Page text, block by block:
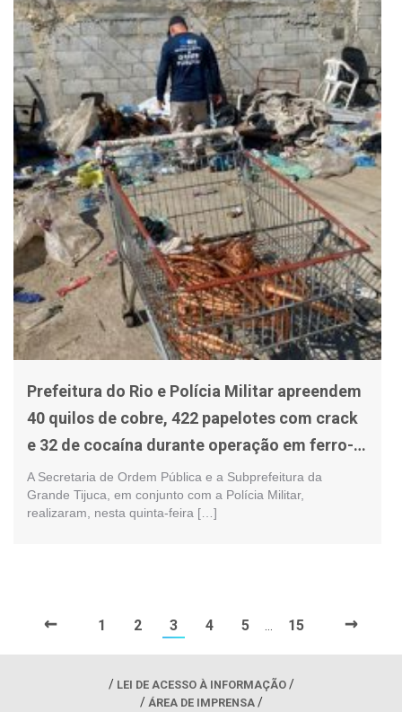
Prefeitura do Rio e Polícia Militar apreendem
40 quilos de cobre, 422 papelotes com crack
e 32 de cocaína durante operação em ferro-
velho na Mangueira
A Secretaria de Ordem Pública e a Subprefeitura da
Grande Tijuca, em conjunto com a Polícia Militar,
realizaram, nesta quinta-feira […]
← 1 2 3 4 5 15 →
LEI DE ACESSO À INFORMAÇÃO
ÁREA DE IMPRENSA